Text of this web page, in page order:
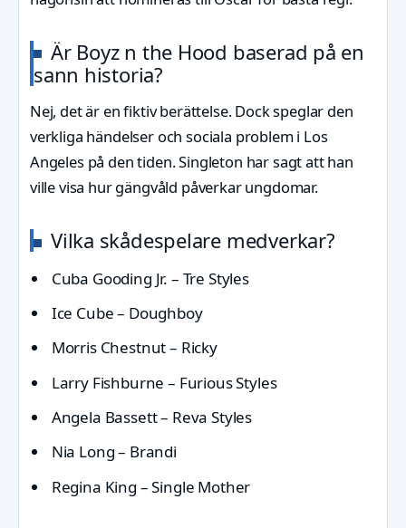
Är Boyz n the Hood baserad på en
sann historia?
Nej, det är en fiktiv berättelse. Dock speglar den
verkliga händelser och sociala problem i Los
Angeles på den tiden. Singleton har sagt att han
ville visa hur gängvåld påverkar ungdomar.
Vilka skådespelare medverkar?
Cuba Gooding Jr. – Tre Styles
Ice Cube – Doughboy
Morris Chestnut – Ricky
Larry Fishburne – Furious Styles
Angela Bassett – Reva Styles
Nia Long – Brandi
Regina King – Single Mother